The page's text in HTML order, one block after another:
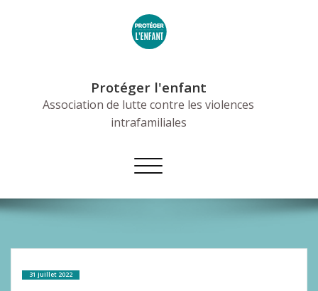
Protéger l'enfant
Association de lutte contre les violences
intrafamiliales
Afficher/masquer
la
31 juillet 2022